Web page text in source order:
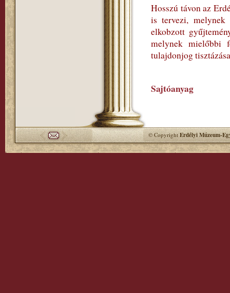
Hosszú távon az
is tervezi, melynek
elkobzott
melynek mielőbbi
tulajdonjog
Sajtóanyag
© CopyrightErdélyi Múzeum-